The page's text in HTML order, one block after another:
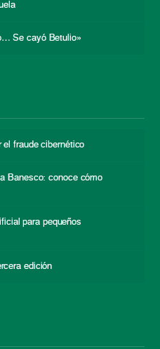
Se cayó Betulio»
el fraude cibernético
Banesco: conoce cómo
para pequeños
edición